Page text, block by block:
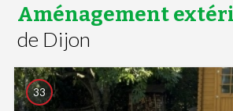
Aménagement
de Dijon
33